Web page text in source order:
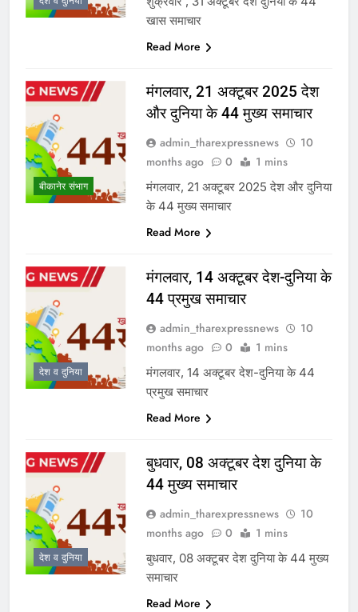
खास समाचार
Read More
बीकानेर संभाग
मंगलवार, 21 अक्टूबर 2025 देश
और दुनिया के 44 मुख्य समाचार
admin_tharexpressnews
10
months ago
0 1 mins
मंगलवार, 21 अक्टूबर 2025 देश और दुनिया
के 44 मुख्य समाचार
Read More
देश व दुनिया
मंगलवार, 14 अक्टूबर देश-दुनिया के
44 प्रमुख समाचार
admin_tharexpressnews
10
months ago
0 1 mins
मंगलवार, 14 अक्टूबर देश-दुनिया के 44
प्रमुख समाचार
Read More
देश व दुनिया
बुधवार, 08 अक्टूबर देश दुनिया के
44 मुख्य समाचार
admin_tharexpressnews
10
months ago
0 1 mins
बुधवार, 08 अक्टूबर देश दुनिया के 44 मुख्य
समाचार
Read More